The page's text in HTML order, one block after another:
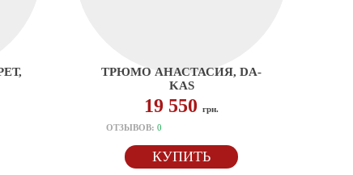
ТРЮМО АНАСТАСИЯ, DA-
KAS
19 550 грн.
ОТЗЫВОВ: 0
КУПИТЬ